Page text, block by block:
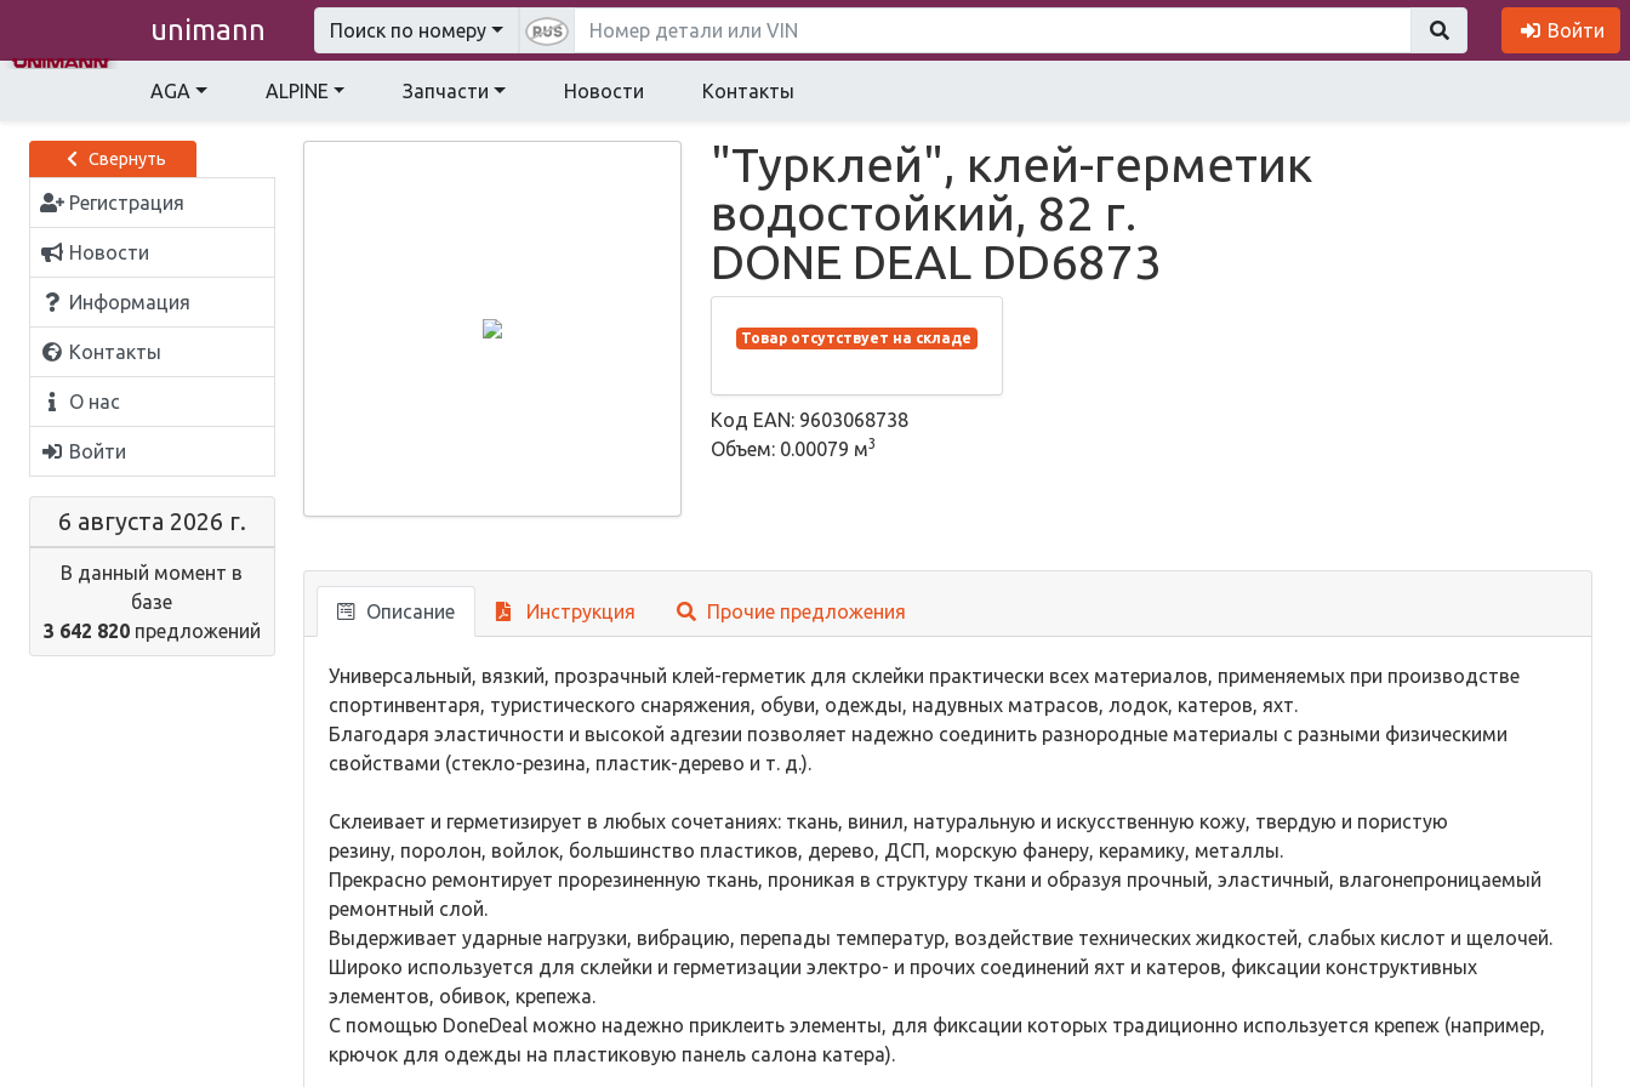
unimann Поиск по номеру Войти
AGA ALPINE Запчасти Новости Контакты
Свернуть
Регистрация
Новости
Информация
Контакты
О нас
Войти
6 августа 2026 г.
В данный момент в
базе
3 642 820предложений
"Турклей", клей-герметик
водостойкий, 82 г.
DONE DEAL DD6873
Товар отсутствует на складе
Код EAN: 9603068738
Объем: 0.00079 м3
Описание Инструкция Прочие предложения
Универсальный, вязкий, прозрачный клей-герметик для склейки практически всех материалов, применяемых при производстве
спортинвентаря, туристического снаряжения, обуви, одежды, надувных матрасов, лодок, катеров, яхт.
Благодаря эластичности и высокой адгезии позволяет надежно соединить разнородные материалы с разными физическими
свойствами (стекло-резина, пластик-дерево и т. д.).
Склеивает и герметизирует в любых сочетаниях: ткань, винил, натуральную и искусственную кожу, твердую и пористую
резину, поролон, войлок, большинство пластиков, дерево, ДСП, морскую фанеру, керамику, металлы.
Прекрасно ремонтирует прорезиненную ткань, проникая в структуру ткани и образуя прочный, эластичный, влагонепроницаемый
ремонтный слой.
Выдерживает ударные нагрузки, вибрацию, перепады температур, воздействие технических жидкостей, слабых кислот и щелочей.
Широко используется для склейки и герметизации электро- и прочих соединений яхт и катеров, фиксации конструктивных
элементов, обивок, крепежа.
С помощью DoneDeal можно надежно приклеить элементы, для фиксации которых традиционно используется крепеж (например,
крючок для одежды на пластиковую панель салона катера).